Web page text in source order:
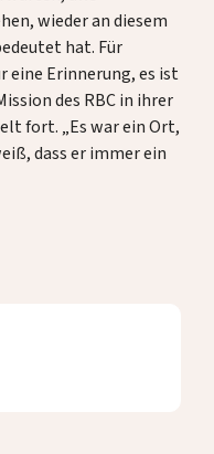
wieder an diesem
hat. Für
eine Erinnerung, es ist
des RBC in ihrer
fort. „Es war ein Ort,
dass er immer ein